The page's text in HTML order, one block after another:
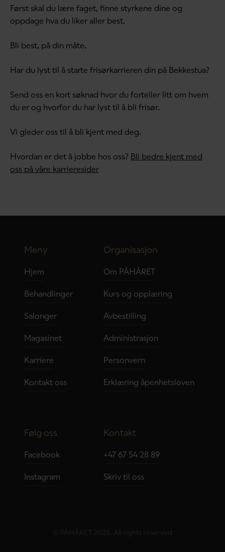
Først skal du lære faget, finne styrkene dine og
oppdage hva du liker aller best.
Bli best, på din måte.
Har du lyst til å starte frisørkarrieren din på Bekkestua?
Send oss en kort søknad hvor du forteller litt om hvem
du er og hvorfor du har lyst til å bli frisør.
Vi gleder oss til å bli kjent med deg.
Hvordan er det å jobbe hos oss? Bli bedre kjent med
oss på våre karrieresider
Meny
Hjem
Behandlinger
Salonger
Magasinet
Karriere
Kontakt oss
Organisasjon
Om PÅHÅRET
Kurs og opplæring
Avbestilling
Administrasjon
Personvern
Erklæring åpenhetsloven
Følg oss
Facebook
Instagram
Kontakt
+47 67 54 28 89
Skriv til oss